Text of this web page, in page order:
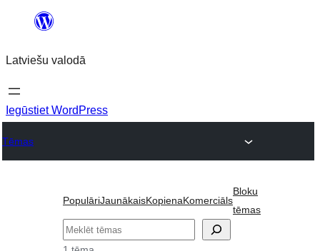
Pāriet
saturu
Latviešu valodā
Iegūstiet WordPress
Tēmas
PopulāriJaunākaisKopienaKomerciāls
Bloku
tēmas
Meklēt